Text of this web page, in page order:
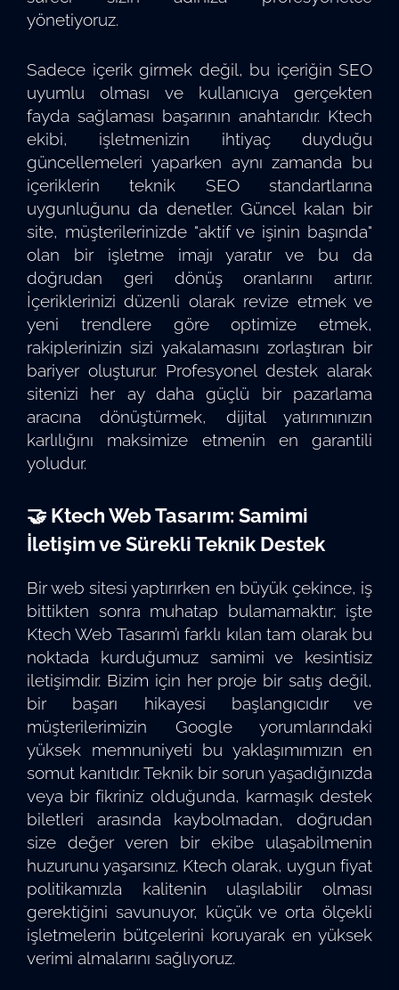
yönetiyoruz.
Sadece içerik girmek değil, bu içeriğin SEO
uyumlu olması ve kullanıcıya gerçekten
fayda sağlaması başarının anahtarıdır. Ktech
ekibi, işletmenizin ihtiyaç duyduğu
güncellemeleri yaparken aynı zamanda bu
içeriklerin teknik SEO standartlarına
uygunluğunu da denetler. Güncel kalan bir
site, müşterilerinizde "aktif ve işinin başında"
olan bir işletme imajı yaratır ve bu da
doğrudan geri dönüş oranlarını artırır.
İçeriklerinizi düzenli olarak revize etmek ve
yeni trendlere göre optimize etmek,
rakiplerinizin sizi yakalamasını zorlaştıran bir
bariyer oluşturur. Profesyonel destek alarak
sitenizi her ay daha güçlü bir pazarlama
aracına dönüştürmek, dijital yatırımınızın
karlılığını maksimize etmenin en garantili
yoludur.
🤝 Ktech Web Tasarım: Samimi
İletişim ve Sürekli Teknik Destek
Bir web sitesi yaptırırken en büyük çekince, iş
bittikten sonra muhatap bulamamaktır; işte
Ktech Web Tasarım’ı farklı kılan tam olarak bu
noktada kurduğumuz samimi ve kesintisiz
iletişimdir. Bizim için her proje bir satış değil,
bir başarı hikayesi başlangıcıdır ve
müşterilerimizin Google yorumlarındaki
yüksek memnuniyeti bu yaklaşımımızın en
somut kanıtıdır. Teknik bir sorun yaşadığınızda
veya bir fikriniz olduğunda, karmaşık destek
biletleri arasında kaybolmadan, doğrudan
size değer veren bir ekibe ulaşabilmenin
huzurunu yaşarsınız. Ktech olarak, uygun fiyat
politikamızla kalitenin ulaşılabilir olması
gerektiğini savunuyor, küçük ve orta ölçekli
işletmelerin bütçelerini koruyarak en yüksek
verimi almalarını sağlıyoruz.